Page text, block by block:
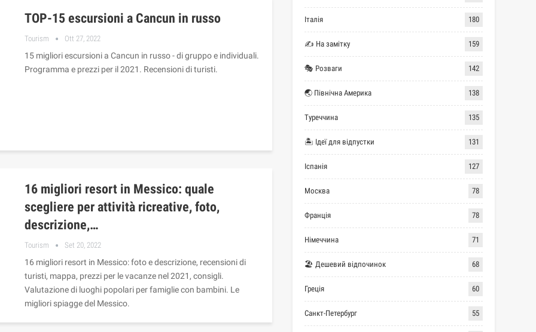
TOP-15 escursioni a Cancun in russo
Tourism Ott 27, 2022
15 migliori escursioni a Cancun in russo - di gruppo e individuali.
Programma e prezzi per il 2021. Recensioni di turisti.
16 migliori resort in Messico: quale
scegliere per attività ricreative, foto,
descrizione,…
Tourism Set 20, 2022
16 migliori resort in Messico: foto e descrizione, recensioni di
turisti, mappa, prezzi per le vacanze nel 2021, consigli.
Valutazione di luoghi popolari per famiglie con bambini. Le
migliori spiagge del Messico.
Італія 180
✍ На замітку 159
🎭 Розваги 142
🌏 Північна Америка 138
Туреччина 135
🏝 Ідеї для відпустки 131
Іспанія 127
Москва 78
Франція 78
Німеччина 71
🏖 Дешевий відпочинок 68
Греція 60
Санкт-Петербург 55